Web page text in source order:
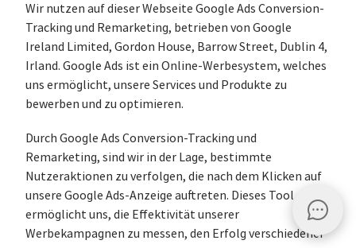
Wir nutzen auf dieser Webseite Google Ads Conversion-
Tracking und Remarketing, betrieben von Google
Ireland Limited, Gordon House, Barrow Street, Dublin 4,
Irland. Google Ads ist ein Online-Werbesystem, welches
uns ermöglicht, unsere Services und Produkte zu
bewerben und zu optimieren.
Durch Google Ads Conversion-Tracking und
Remarketing, sind wir in der Lage, bestimmte
Nutzeraktionen zu verfolgen, die nach dem Klicken auf
unsere Google Ads-Anzeige auftreten. Dieses Tool
ermöglicht uns, die Effektivität unserer
Werbekampagnen zu messen, den Erfolg verschiedener